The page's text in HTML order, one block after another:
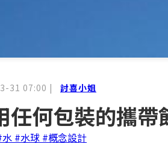
31 07:00 | 討喜小姐
任何包裝的攜帶
#水球 #概念設計